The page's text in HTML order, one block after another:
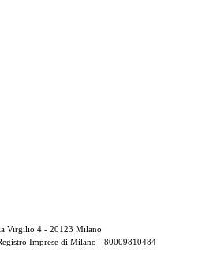
Virgilio 4 - 20123 Milano
Imprese di Milano - 80009810484